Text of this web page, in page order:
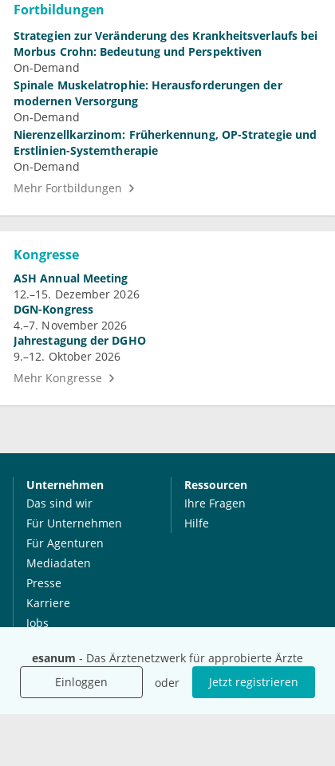
esanum - Das Ärztenetzwerk für approbierte Ärzte
Einloggen
oder Jetzt registrieren
Fortbildungen
Strategien zur Veränderung des Krankheitsverlaufs bei
Morbus Crohn: Bedeutung und Perspektiven
On-Demand
Spinale Muskelatrophie: Herausforderungen der
modernen Versorgung
On-Demand
Nierenzellkarzinom: Früherkennung, OP-Strategie und
Erstlinien-Systemtherapie
On-Demand
Mehr Fortbildungen
Kongresse
ASH Annual Meeting
12.–15. Dezember 2026
DGN-Kongress
4.–7. November 2026
Jahrestagung der DGHO
9.–12. Oktober 2026
Mehr Kongresse
Unternehmen
Das sind wir
Für Unternehmen
Für Agenturen
Mediadaten
Presse
Karriere
Jobs
Ressourcen
Ihre Fragen
Hilfe
International
esanum.it
Social Media
Youtube